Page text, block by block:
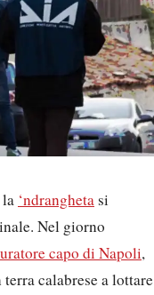
‘ndranghetasi
Nel giorno
capo di Napoli,
calabrese a lottare